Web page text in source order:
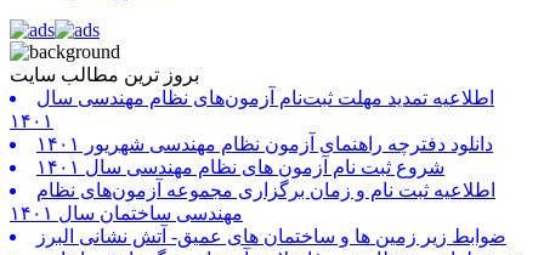
بروز ترین مطالب سایت
اطلاعیه تمدید مهلت ثبت‌نام آزمون‌های نظام مهندسی سال
۱۴۰۱
دانلود دفترچه راهنمای آزمون نظام مهندسی شهریور ۱۴۰۱
شروع ثبت نام آزمون های نظام مهندسی سال ۱۴۰۱
اطلاعیه ثبت نام و زمان برگزاری مجموعه آزمون‌های نظام
مهندسی ساختمان سال ۱۴۰۱
ضوابط زیر زمین ها و ساختمان های عمیق- آتش نشانی البرز